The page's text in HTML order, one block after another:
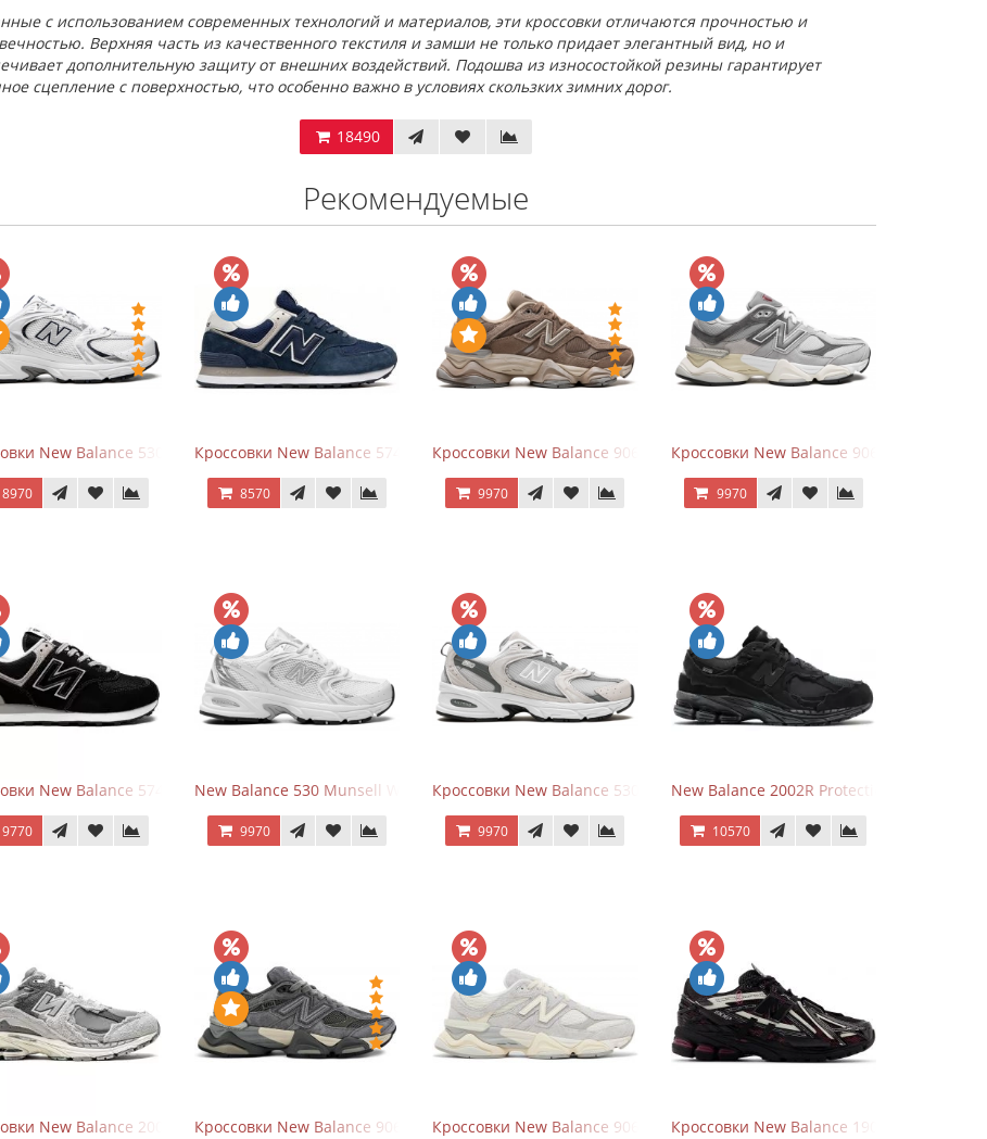
с использованием современных технологий и материалов, эти кроссовки отличаются прочностью и
Верхняя часть из качественного текстиля и замши не только придает элегантный вид, но и
дополнительную защиту от внешних воздействий. Подошва из износостойкой резины гарантирует
сцепление с поверхностью, что особенно важно в условиях скользких зимних дорог.
18490
Рекомендуемые
New Balance 530 White Silver Navy
8970
Кроссовки New Balance 574 Navy Blue White
8570
Кроссовки New Balance 9060 Mushroom
9970
Кроссовки New Balance 9060 Rain Cloud
9970
New Balance 574 Evergreen Black
9770
New Balance 530 Munsell White Silver
9970
Кроссовки New Balance 530 Grey Matter Harbor Grey
9970
New Balance 2002R Protection Phantom
10570
New Balance 2002R Protection Pack GreyКроссовки New Balance 9060 x Joe Freshgoods Dark Grey
Кроссовки New Balance 9060 Quartz GreyКроссовки New Balance 1906A Dragon